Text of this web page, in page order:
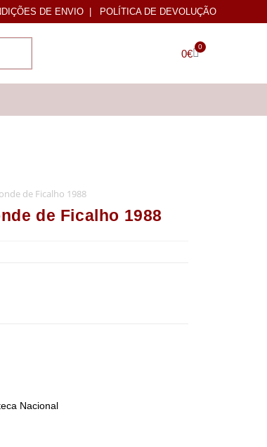
DE ENVIO | POLÍTICA DE DEVOLUÇÃO
0€
0
de Ficalho 1988
de Ficalho 1988
Nacional